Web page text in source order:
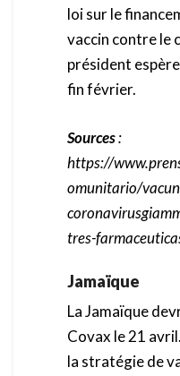
loi sur le
vaccin contre le
président
fin février.
Sources:
https://
omunitario/
tres-
Jamaïque
La Jamaïque
Covax le 21
la stratégie de